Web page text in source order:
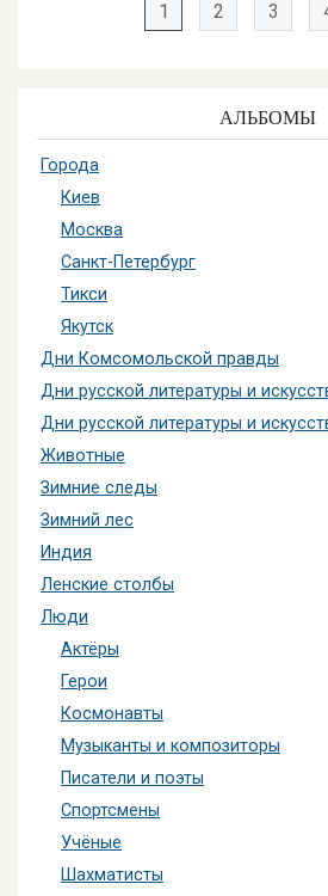
1 2 3
АЛЬБОМЫ
Города
Киев
Москва
Санкт-Петербург
Тикси
Якутск
Дни Комсомольской правды
Дни русской литературы и
Дни русской литературы и
Животные
Зимние следы
Зимний лес
Индия
Ленские столбы
Люди
Актёры
Герои
Космонавты
Музыканты и композиторы
Писатели и поэты
Спортсмены
Учёные
Шахматисты